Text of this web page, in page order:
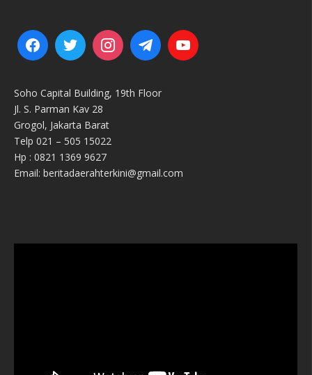
Soho Capital Building, 19th Floor
Jl. S. Parman Kav 28
Grogol, Jakarta Barat
Telp 021 – 505 15022
Hp : 0821 1369 9627
Email: beritadaerahterkini@gmail.com